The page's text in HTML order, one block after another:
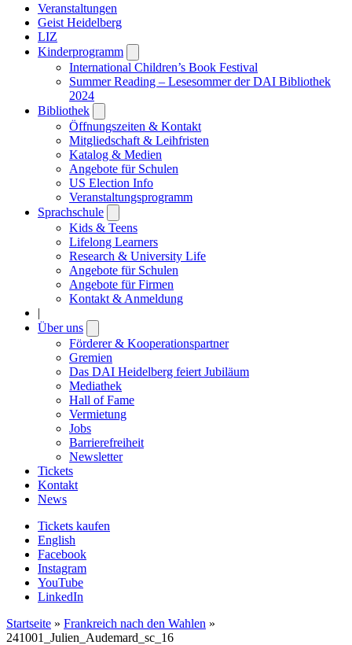
Veranstaltungen
Geist Heidelberg
LIZ
Kinderprogramm
submenu
International Children’s Book Festival
Summer Reading – Lesesommer der DAI Bibliothek
2024
Bibliothek
submenu
Öffnungszeiten & Kontakt
Mitgliedschaft & Leihfristen
Katalog & Medien
Angebote für Schulen
US Election Info
Veranstaltungsprogramm
Sprachschule
submenu
Kids & Teens
Lifelong Learners
Research & University Life
Angebote für Schulen
Angebote für Firmen
Kontakt & Anmeldung
|
Über uns
submenu
Förderer & Kooperationspartner
Gremien
Das DAI Heidelberg feiert Jubiläum
Mediathek
Hall of Fame
Vermietung
Jobs
Barrierefreiheit
Newsletter
Tickets
Kontakt
News
Tickets kaufen
English
Facebook
Instagram
YouTube
LinkedIn
Startseite » Frankreich nach den Wahlen »
241001_Julien_Audemard_sc_16